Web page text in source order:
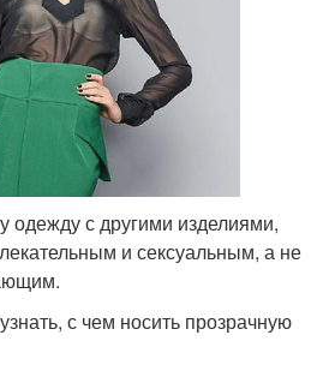
одежду с другими изделиями,
и сексуальным, а не
с чем носить прозрачную